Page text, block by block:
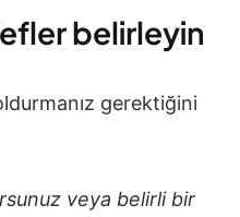
belirleyin
gerektiğini
veya belirli bir